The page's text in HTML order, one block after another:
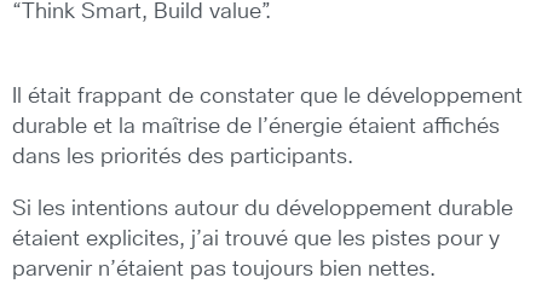
“Think Smart, Build value”.
Il était frappant de constater que le développement
durable et la maîtrise de l’énergie étaient affichés
dans les priorités des participants.
Si les intentions autour du développement durable
étaient explicites, j’ai trouvé que les pistes pour y
parvenir n’étaient pas toujours bien nettes.